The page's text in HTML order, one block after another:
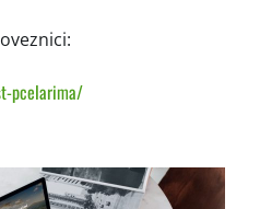
pcelarima/